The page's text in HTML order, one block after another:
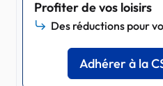
Profiter de vos loisirs
Des réductions pour
Adhérer à la